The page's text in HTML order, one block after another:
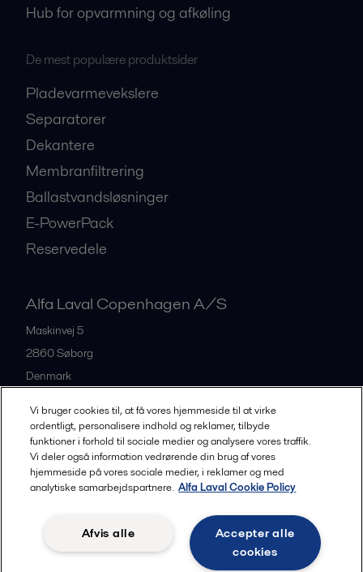
Hub for opvarmning og afkøling
De mest populære produktsider
Pladevarmevekslere
Separatorer
Dekantere
Membranfiltrering
Ballastvandsløsninger
E-PowerPack
Reservedele
Alfa Laval Copenhagen A/S
Maskinvej 5
2860Søborg
Denmark
All offices and partners
Legal terms and conditions
Community guidelines
Vi bruger cookies til, at få vores hjemmeside til at virke
ordentligt, personalisere indhold og reklamer, tilbyde
funktioner i forhold til sociale medier og analysere vores traffik.
Vi deler også information vedrørende din brug af vores
hjemmeside på vores sociale medier, i reklamer og med
analytiske samarbejdspartnere. Alfa Laval Cookie Policy
Accepter alle
cookies
Afvis alle